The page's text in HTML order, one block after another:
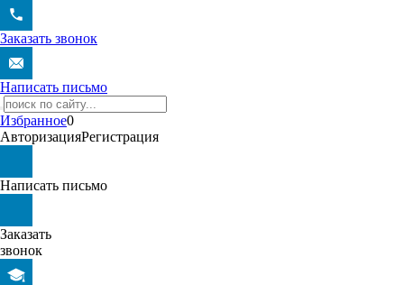
Заказать звонок
Написать письмо
Избранное0
АвторизацияРегистрация
Написать письмо
Заказать
звонок